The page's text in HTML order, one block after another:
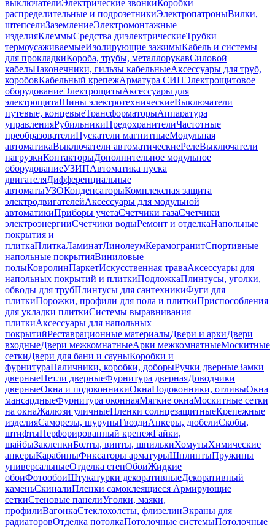
выключателиЭлектрические звонкиКоробки
распределительные и подрозетникиЭлектропатроныВилки,
штепселиЗаземлениеЭлектромонтажные
изделияКлеммыСредства диэлектрическиеТрубки
термоусаживаемыеИзолирующие зажимыКабель и системы
для прокладкиКороба, трубы, металлорукавСиловой
кабельНаконечники, гильзы кабельныеАксессуары для труб,
коробовКабельный крепежАрматура СИПЭлектрощитовое
оборудованиеЭлектрощитыАксессуары для
электрощитаШины электротехническиеВыключатели
путевые, концевыеТрансформаторыАппаратура
управленияРубильникиПредохранителиЧастотные
преобразователиПускатели магнитныеМодульная
автоматикаВыключатели автоматическиеРелеВыключатели
нагрузкиКонтакторыДополнительное модульное
оборудованиеУЗИПАвтоматика пуска
двигателяДифференциальные
автоматыУЗОКонденсаторыКомплексная защита
электродвигателейАксессуары для модульной
автоматикиПриборы учетаСчетчики газаСчетчики
электроэнергииСчетчики водыРемонт и отделкаНапольные
покрытия и
плиткаПлиткаЛаминатЛинолеумКерамогранитСпортивные
напольные покрытияВиниловые
полыКовролинПаркетИскусственная траваАксессуары для
напольных покрытий и плиткиПодложкаПлинтусы, уголки,
обводы для трубПлинтусы для сантехникиФуги для
плиткиПорожки, профили для пола и плиткиПриспособления
для укладки плиткиСистемы выравнивания
плиткиАксессуары для напольных
покрытийРеставрационные материалыДвери и аркиДвери
входныеДвери межкомнатныеАрки межкомнатныеМоскитные
сеткиДвери для бани и сауныКоробки и
фурнитураНаличники, коробки, доборыРучки дверныеЗамки
дверныеПетли дверныеФурнитура двернаяДоводчики
дверныеОкна и подоконникиОкнаПодоконники, отливыОкна
мансардныеФурнитура оконнаяМягкие окнаМоскитные сетки
на окнаЖалюзи уличныеПленки солнцезащитныеКрепежные
изделияСаморезы, шурупыГвоздиАнкеры, дюбелиСкобы,
штифтыПерфорированный крепежГайки,
шайбыЗаклепкиБолты, винты, шпилькиХомутыХимические
анкерыКарабиныФиксаторы арматурыШплинтыПружины
универсальныеОтделка стенОбоиЖидкие
обоиФотообоиШтукатурки декоративныеДекоративный
каменьСкиналиПленки самоклеящиеся Армирующие
сеткиСтеновые панелиУголки, маяки,
профилиВагонкаСтеклохолсты, флизелинЭкраны для
радиаторовОтделка потолкаПотолочные системыПотолочные